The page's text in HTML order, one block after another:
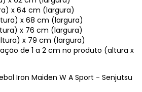
x 64 cm (largura)
x 68 cm (largura)
x 76 cm (largura)
x 79 cm (largura)
de 1 a 2 cm no produto (altura x
Iron Maiden W A Sport - Senjutsu